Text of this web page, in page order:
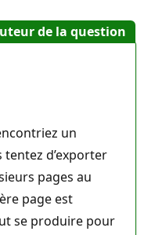
de la question
un
d’exporter
pages au
page est
se produire pour